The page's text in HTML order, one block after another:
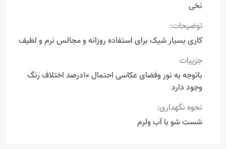
نخی
توضیحات:
کاری بسیار شیک برای استفاده روزانه و مجالس نرم و لطیف
جزییات
باتوجه به نور وفضای عکاسی احتمال 10درصد اختلاف رنگ
وجود دارد
نحوه نگهداری:
شست شو با آب ولرم